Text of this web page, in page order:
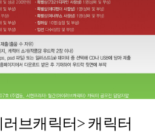
브캐릭터> 캐릭터